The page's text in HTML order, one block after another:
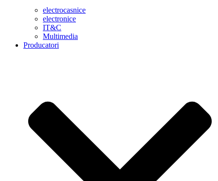
electrocasnice
electronice
IT&C
Multimedia
Producatori